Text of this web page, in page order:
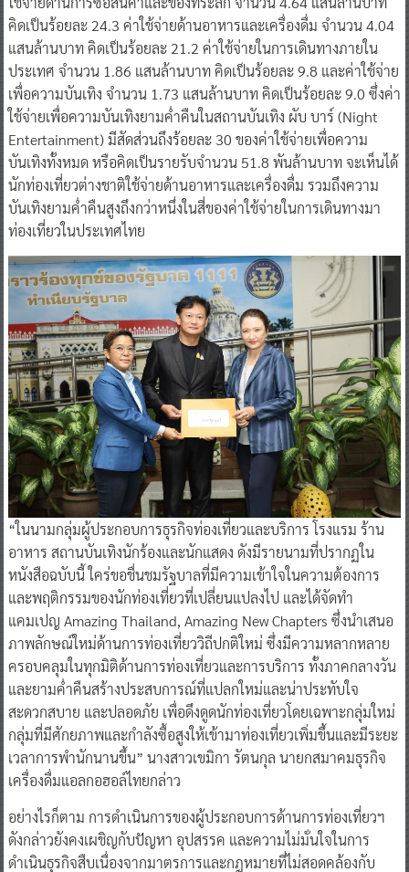
คิดเป็นร้อยละ 24.3 ค่าใช้จ่ายด้านอาหารและเครื่องดื่ม จำนวน 4.04
แสนล้านบาท คิดเป็นร้อยละ 21.2 ค่าใช้จ่ายในการเดินทางภายใน
ประเทศ จำนวน 1.86 แสนล้านบาท คิดเป็นร้อยละ 9.8 และค่าใช้จ่าย
เพื่อความบันเทิง จำนวน 1.73 แสนล้านบาท คิดเป็นร้อยละ 9.0 ซึ่งค่า
ใช้จ่ายเพื่อความบันเทิงยามค่ำคืนในสถานบันเทิง ผับ บาร์ (Night
Entertainment) มีสัดส่วนถึงร้อยละ 30 ของค่าใช้จ่ายเพื่อความ
บันเทิงทั้งหมด หรือคิดเป็นรายรับจำนวน 51.8 พันล้านบาท จะเห็นได้
นักท่องเที่ยวต่างชาติใช้จ่ายด้านอาหารและเครื่องดื่ม รวมถึงความ
บันเทิงยามค่ำคืนสูงถึงกว่าหนึ่งในสี่ของค่าใช้จ่ายในการเดินทางมา
ท่องเที่ยวในประเทศไทย
“ในนามกลุ่มผู้ประกอบการธุรกิจท่องเที่ยวและบริการ โรงแรม ร้าน
อาหาร สถานบันเทิงนักร้องและนักแสดง ดังมีรายนามที่ปรากฏใน
หนังสือฉบับนี้ ใคร่ขอชื่นชมรัฐบาลที่มีความเข้าใจในความต้องการ
และพฤติกรรมของนักท่องเที่ยวที่เปลี่ยนแปลงไป และได้จัดทำ
แคมเปญ Amazing Thailand, Amazing New Chapters ซึ่งนำเสนอ
ภาพลักษณ์ใหม่ด้านการท่องเที่ยววิถีปกติใหม่ ซึ่งมีความหลากหลาย
ครอบคลุมในทุกมิติด้านการท่องเที่ยวและการบริการ ทั้งภาคกลางวัน
และยามค่ำคืนสร้างประสบการณ์ที่แปลกใหม่และน่าประทับใจ
สะดวกสบาย และปลอดภัย เพื่อดึงดูดนักท่องเที่ยวโดยเฉพาะกลุ่มใหม่
กลุ่มที่มีศักยภาพและกำลังซื้อสูงให้เข้ามาท่องเที่ยวเพิ่มขึ้นและมีระยะ
เวลาการพำนักนานขึ้น” นางสาวเขมิกา รัตนกุล นายกสมาคมธุรกิจ
เครื่องดื่มแอลกอฮอล์ไทยกล่าว
อย่างไรก็ตาม การดำเนินการของผู้ประกอบการด้านการท่องเที่ยวฯ
ดังกล่าวยังคงเผชิญกับปัญหา อุปสรรค และความไม่มั่นใจในการ
ดำเนินธุรกิจสืบเนื่องจากมาตรการและกฎหมายที่ไม่สอดคล้องกับ